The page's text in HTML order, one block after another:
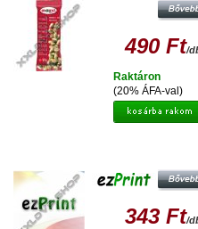
490 Ft/
(20% ÁFA-val)
Raktáron
343 Ft/